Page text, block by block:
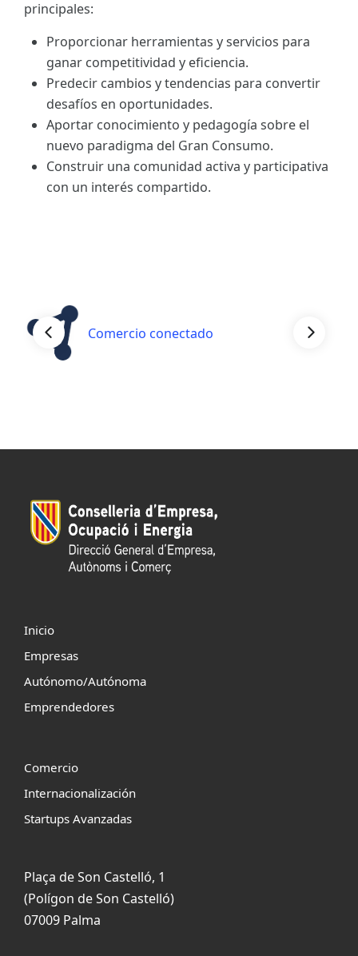
principales:
Proporcionar herramientas y servicios para
ganar competitividad y eficiencia.
Predecir cambios y tendencias para convertir
desafíos en oportunidades.
Aportar conocimiento y pedagogía sobre el
nuevo paradigma del Gran Consumo.
Construir una comunidad activa y participativa
con un interés compartido.
Comercio conectado
Inicio
Empresas
Autónomo/Autónoma
Emprendedores
Comercio
Internacionalización
Startups Avanzadas
Plaça de Son Castelló, 1
(Polígon de Son Castelló)
07009 Palma